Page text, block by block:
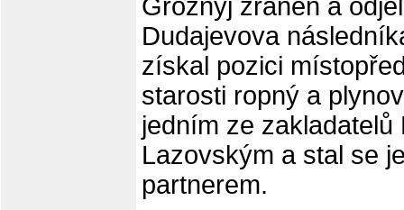
Groznyj zraněn a
Dudajevova
získal pozici
starosti ropný a
jedním ze
Lazovským a stal se
partnerem.